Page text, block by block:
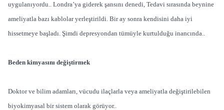
uygulanıyordu.. Londra’ya giderek şansını denedi, Tedavi sırasında beynine
ameliyatla bazı kablolar yerleştirildi. Bir ay sonra kendisini daha iyi
hissetmeye başladı. Şimdi depresyondan tümüyle kurtulduğu inancında..
Beden kimyasını değiştirmek
Doktor ve bilim adamları, vücudu ilaçlarla veya ameliyatla değiştirilebilen
biyokimyasal bir sistem olarak görüyor..